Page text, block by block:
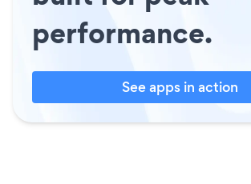
performance.
See apps in action